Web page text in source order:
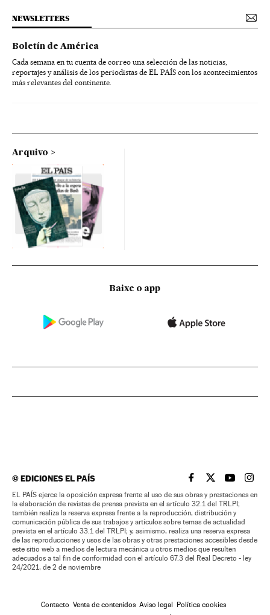
NEWSLETTERS
Boletín de América
Cada semana en tu cuenta de correo una selección de las noticias,
reportajes y análisis de los periodistas de EL PAÍS con los acontecimientos
más relevantes del continente.
Arquivo
Baixe o app
©EDICIONES EL PAÍS EL PAÍS BRASIL EN
EL PAÍSEL PAÍS
EL
EL PAÍS ejerce la oposición expresa frente al uso de sus obras y prestaciones en
la elaboración de revistas de prensa prevista en el artículo 32.1 del TRLPI;
también realiza la reserva expresa frente a la reproducción, distribución y
comunicación pública de sus trabajos y artículos sobre temas de actualidad
prevista en el artículo 33.1 del TRLPI; y, asimismo, realiza una reserva expresa
de las reproducciones y usos de las obras y otras prestaciones accesibles desde
este sitio web a medios de lectura mecánica u otros medios que resulten
adecuados a tal fin de conformidad con el artículo 67.3 del Real Decreto - ley
24/2021, de 2 de noviembre
Contacto Venta de contenidos Aviso legal Política cookies